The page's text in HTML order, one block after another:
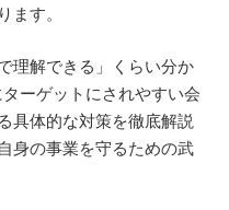
す。
理解できる」くらい分か
ーゲットにされやすい会
具体的な対策を徹底解説
身の事業を守るための武